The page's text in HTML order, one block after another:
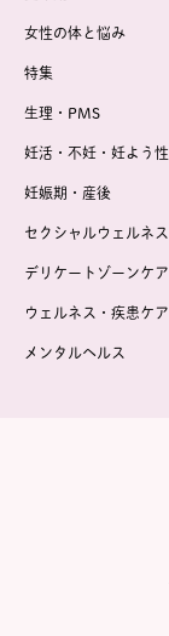
女性の体と悩み
特集
生理・PMS
妊活・不妊・妊よう性
妊娠期・産後
セクシャルウェルネス
デリケートゾーンケア
ウェルネス・疾患ケア
メンタルヘルス